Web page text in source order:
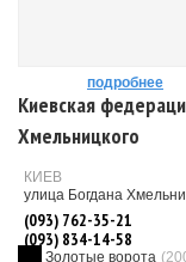
подробнее
Киевская
Хмельницкого
КИЕВ
улица Богдана
(093) 762-35-21
(093) 834-14-58
Золотые ворота